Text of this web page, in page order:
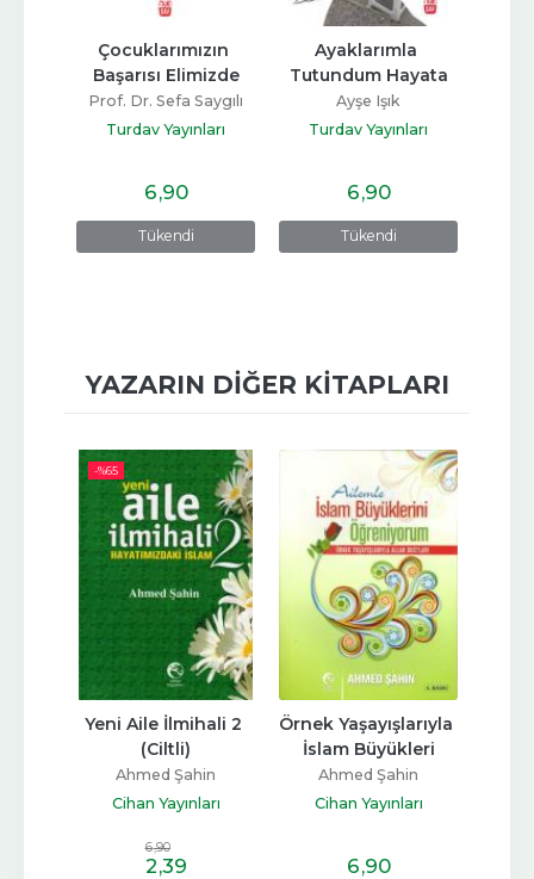
Tükendi
Çocuklarımızın
Başarısı Elimizde
Prof. Dr. Sefa Saygılı
Turdav Yayınları
6,90
Tükendi
Ayaklarımla
Tutundum Hayata
Ayşe Işık
Turdav Yayınları
6,90
YAZARIN DIĞER KITAPLARI
-%65
Yeni Aile İlmihali 2
(Ciltli)
Ahmed Şahin
Cihan Yayınları
6,90
2,39
Örnek Yaşayışlarıyla
İslam Büyükleri
Ahmed Şahin
Cihan Yayınları
6,90